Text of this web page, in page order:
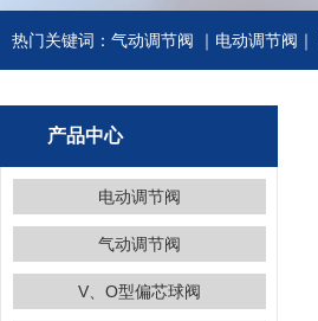
热门关键词： 气动调节阀 ｜ 电动调节阀 ｜
产品中心
电动调节阀
气动调节阀
V、O型偏芯球阀